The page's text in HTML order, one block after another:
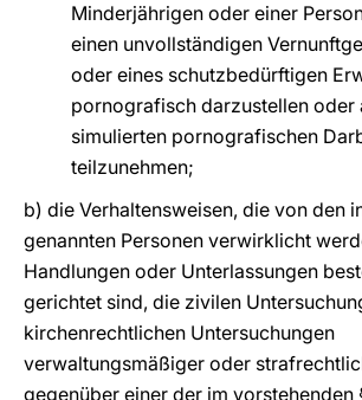
Minderjährigen oder einer
einen unvollständigen
oder eines schutzbedürftigen
pornografisch darzustellen oder
simulierten pornografischen
teilzunehmen;
b) die Verhaltensweisen, die von den
genannten Personen verwirklicht
Handlungen oder Unterlassungen
gerichtet sind, die zivilen
kirchenrechtlichen Untersuchungen
verwaltungsmäßiger oder
gegenüber einer der im vorstehenden